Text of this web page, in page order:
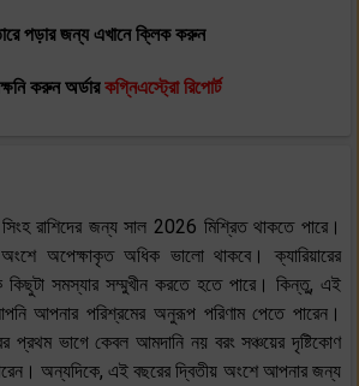
পড়ার জন্য এখানে ক্লিক করুন
করুন অর্ডারকগ্নিএস্ট্রো রিপোর্ট
রাশিদের জন্য সাল 2026 মিশ্রিত থাকতে পারে।
অপেক্ষাকৃত অধিক ভালো থাকবে। ক্যারিয়ারের
সমস্যার সম্মুখীন করতে হতে পারে। কিন্তু, এই
আপনার পরিশ্রমের অনুরূপ পরিণাম পেতে পারেন।
প্রথম ভাগে কেবল আমদানি নয় বরং সঞ্চয়ের দৃষ্টিকোণ
অন্যদিকে, এই বছরের দ্বিতীয় অংশে আপনার জন্য